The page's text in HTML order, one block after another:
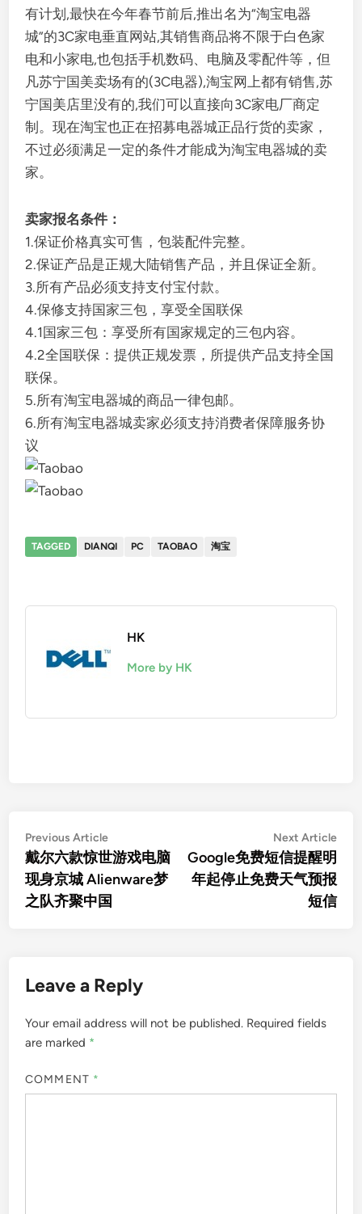
有计划,最快在今年春节前后,推出名为“淘宝电器
城”的3C家电垂直网站,其销售商品将不限于白色家
电和小家电,也包括手机数码、电脑及零配件等，但
凡苏宁国美卖场有的(3C电器),淘宝网上都有销售,苏
宁国美店里没有的,我们可以直接向3C家电厂商定
制。现在淘宝也正在招募电器城正品行货的卖家，
不过必须满足一定的条件才能成为淘宝电器城的卖
家。
卖家报名条件：
1.保证价格真实可售，包装配件完整。
2.保证产品是正规大陆销售产品，并且保证全新。
3.所有产品必须支持支付宝付款。
4.保修支持国家三包，享受全国联保
4.1国家三包：享受所有国家规定的三包内容。
4.2全国联保：提供正规发票，所提供产品支持全国
联保。
5.所有淘宝电器城的商品一律包邮。
6.所有淘宝电器城卖家必须支持消费者保障服务协
议
TAGGED DIANQI PC TAOBAO 淘宝
HK
More by HK
Post
navigation
Previous ArticlePrevious
article:
戴尔六款惊世游戏电脑
现身京城 Alienware梦
之队齐聚中国
Next Article
Google免费短信提醒明
年起停止免费天气预报
短信
Leave a Reply
Your email address will not be published. Required fields
are marked *
COMMENT *